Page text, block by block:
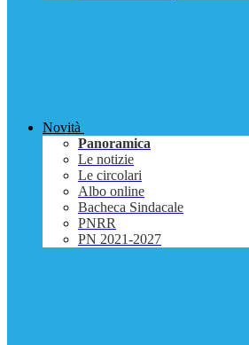
Novità
Panoramica
Le notizie
Le circolari
Albo online
Bacheca Sindacale
PNRR
PN 2021-2027